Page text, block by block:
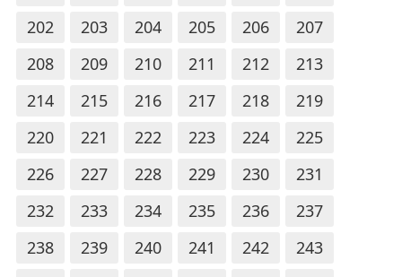
202
203 204 205 206
207
208
209 210 211 212
213
214
215 216 217 218
219
220
221 222 223 224
225
226
227 228 229 230
231
232
233 234 235 236
237
238
239 240 241 242
243